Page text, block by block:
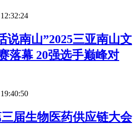
说南山”2025三亚南山文
落幕 20强选手巅峰对
届生物医药供应链大会